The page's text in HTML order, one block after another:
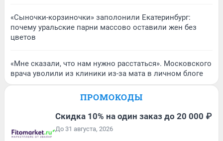
«Сыночки-корзиночки» заполонили Екатеринбург:
почему уральские парни массово оставили жен без
цветов
«Мне сказали, что нам нужно расстаться». Московского
врача уволили из клиники из-за мата в личном блоге
ПРОМОКОДЫ
Скидка 10% на один заказ до 20 000 ₽
До 31 августа, 2026